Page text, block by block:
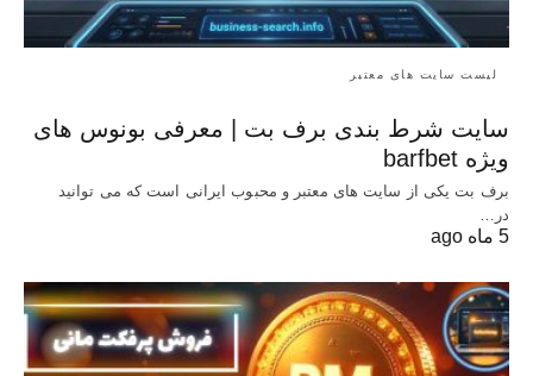
لیست سایت های معتبر
سایت شرط بندی برف بت | معرفی بونوس‌ های
ویژه barfbet
برف بت یکی از سایت های معتبر و محبوب ایرانی است که می توانید
در…
5 ماه ago